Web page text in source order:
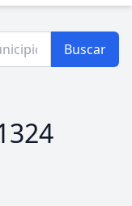
Buscar